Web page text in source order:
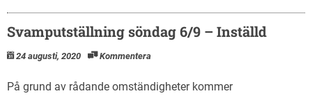
Svamputställning söndag 6/9 – Inställd
24 augusti, 2020 Kommentera
På grund av rådande omständigheter kommer